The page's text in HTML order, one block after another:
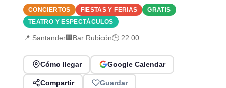
CONCIERTOS FIESTAS Y FERIAS
GRATIS
TEATRO Y ESPECTÁCULOS
📍 Santander🏢 Bar Rubicón🕒 22:00
Cómo llegar Google Calendar
Compartir Guardar